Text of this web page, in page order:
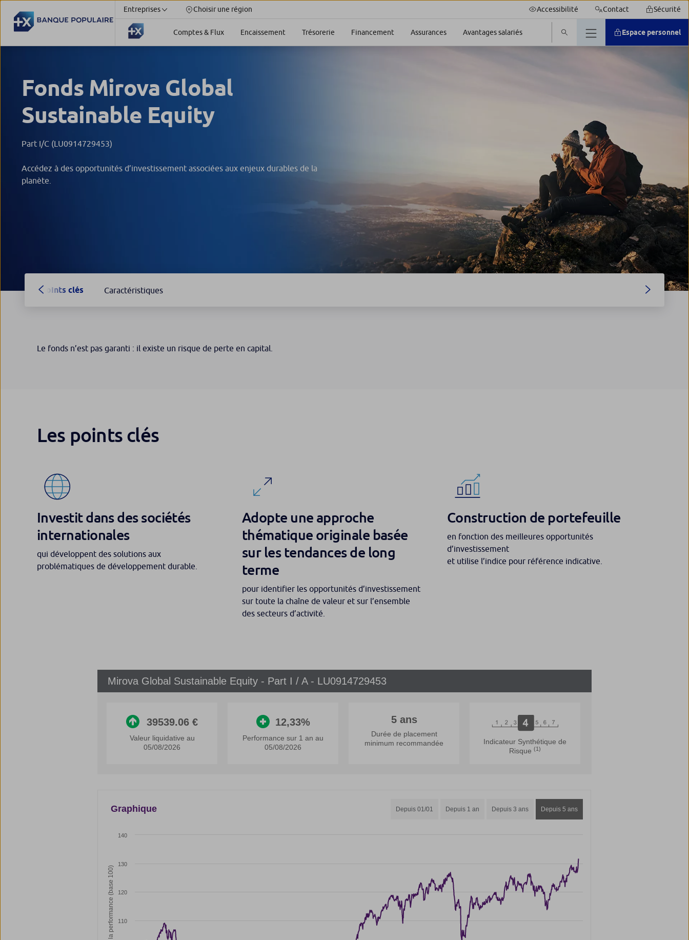
Entreprises Choisir une région Accessibilité Contact Sécurité
Comptes & Flux Encaissement Trésorerie Financement Assurances Avantages salariés Espace personnel
Fonds Mirova Global
Sustainable Equity
Part I/C (LU0914729453)
Accédez à des opportunités d’investissement associées aux enjeux durables de la
planète.
Points clés Caractéristiques
Le fonds n’est pas garanti : il existe un risque de perte en capital.
Les points clés
Investit dans des sociétés
internationales
qui développent des solutions aux
problématiques de développement durable.
Adopte une approche
thématique originale basée
sur les tendances de long
terme
pour identifier les opportunités d’investissement
sur toute la chaîne de valeur et sur l’ensemble
des secteurs d’activité.
Construction de portefeuille
en fonction des meilleures opportunités
d’investissement
et utilise l’indice pour référence indicative.